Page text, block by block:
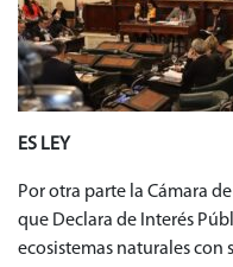
ES LEY
Por otra parte la Cámara
que Declara de Interés
ecosistemas naturales con